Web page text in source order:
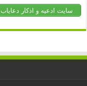
سایت ادعیه و اذکار دعایاب